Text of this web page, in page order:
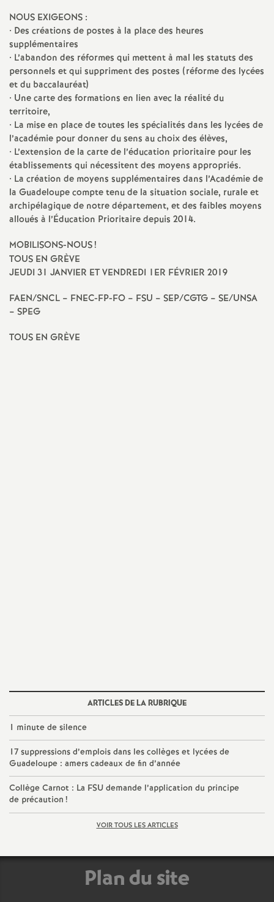
o
u
r
s
NOUS EXIGEONS :
• Des créations de postes à la place des heures
supplémentaires
• L’abandon des réformes qui mettent à mal les statuts des
personnels et qui suppriment des postes (réforme des lycées
et du baccalauréat)
• Une carte des formations en lien avec la réalité du
territoire,
• La mise en place de toutes les spécialités dans les lycées de
l’académie pour donner du sens au choix des élèves,
• L’extension de la carte de l’éducation prioritaire pour les
établissements qui nécessitent des moyens appropriés.
• La création de moyens supplémentaires dans l’Académie de
la Guadeloupe compte tenu de la situation sociale, rurale et
archipélagique de notre département, et des faibles moyens
alloués à l’Éducation Prioritaire depuis 2014.
MOBILISONS-NOUS!
TOUS EN GRÈVE
JEUDI 31 JANVIER ET VENDREDI 1ER FÉVRIER 2019
FAEN/SNCL – FNEC-FP-FO – FSU – SEP/CGTG – SE/UNSA
– SPEG
TOUS EN GRÈVE
ARTICLES DE LA RUBRIQUE
1 minute de silence
17 suppressions d’emplois dans les collèges et lycées de
Guadeloupe : amers cadeaux de fin d’année
Collège Carnot : La FSU demande l’application du principe
de précaution !
VOIR TOUS LES ARTICLES
Plan du site